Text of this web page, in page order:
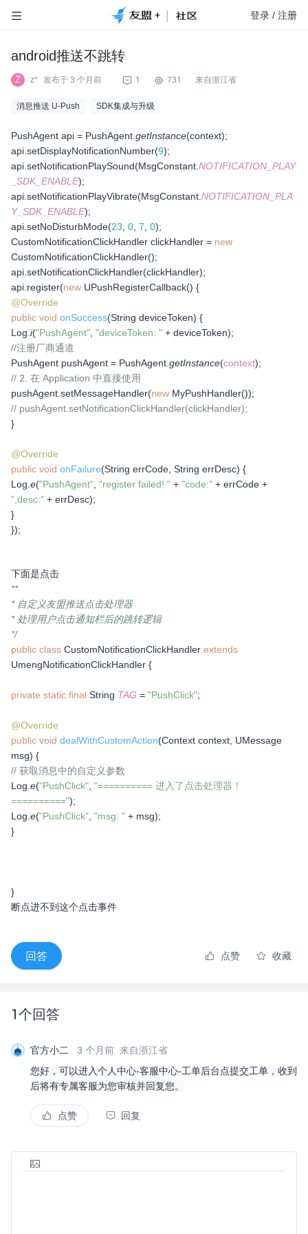
登录 / 注册
android推送不跳转
Z z* 发布于 3 个月前 1 731 来自浙江省
消息推送 U-Push SDK集成与升级
PushAgent api = PushAgent. getInstance(context);
api.setDisplayNotificationNumber(9);
api.setNotificationPlaySound(MsgConstant. NOTIFICATION_PLAY
_SDK_ENABLE);
api.setNotificationPlayVibrate(MsgConstant. NOTIFICATION_PLA
Y_SDK_ENABLE);
api.setNoDisturbMode(23 0 7 0);
CustomNotificationClickHandler clickHandler = new
CustomNotificationClickHandler();
api.setNotificationClickHandler(clickHandler);
api.register(new UPushRegisterCallback() {
@Override
public void onSuccess(String deviceToken) {
Log. i("PushAgent" "deviceToken: " + deviceToken);
//注册厂商通道
PushAgent pushAgent = PushAgent. getInstance(context);
// 2. 在 Application 中直接使用
pushAgent.setMessageHandler(new MyPushHandler());
// pushAgent.setNotificationClickHandler(clickHandler);
}
@Override
public void onFailure(String errCode, String errDesc) {
Log. e("PushAgent" "register failed! " + "code:" + errCode +
",desc:" + errDesc);
}
});
下面是点击
**
* 自定义友盟推送点击处理器
* 处理用户点击通知栏后的跳转逻辑
*/
public class CustomNotificationClickHandler extends
UmengNotificationClickHandler {
private static final String TAG = "PushClick";
@Override
public void dealWithCustomAction(Context context, UMessage
msg) {
// 获取消息中的自定义参数
Log. e("PushClick" "========== 进入了点击处理器！
==========");
Log. e("PushClick" "msg: " + msg);
}
}
断点进不到这个点击事件
回答 点赞 收藏
1个回答
官方小二 3 个月前 来自浙江省
您好，可以进入个人中心-客服中心-工单后台点提交工单，收到
后将有专属客服为您审核并回复您。
点赞 回复